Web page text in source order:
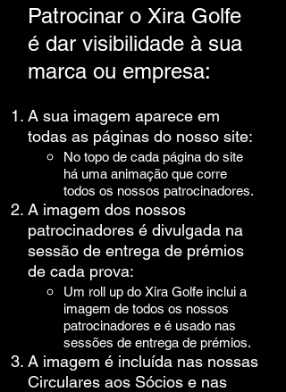
Patrocinar o Xira Golfe
é dar visibilidade à sua
marca ou empresa:
A sua imagem aparece em
todas as páginas do nosso site:
No topo de cada página do site
há uma animação que corre
todos os nossos patrocinadores.​
A imagem dos nossos
patrocinadores é divulgada na
sessão de entrega de prémios
de cada prova:
Um roll up do Xira Golfe inclui a
imagem de todos os nossos
patrocinadores e é usado nas
sessões de entrega de prémios.
A imagem é incluída nas nossas
Circulares aos Sócios e nas